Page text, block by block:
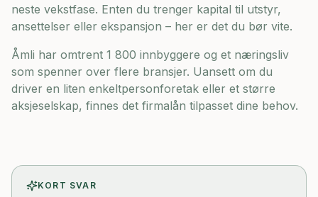
neste vekstfase. Enten du trenger kapital til utstyr,
ansettelser eller ekspansjon – her er det du bør vite.
Åmli har omtrent 1 800 innbyggere og et næringsliv
som spenner over flere bransjer. Uansett om du
driver en liten enkeltpersonforetak eller et større
aksjeselskap, finnes det firmalån tilpasset dine behov.
KORT SVAR